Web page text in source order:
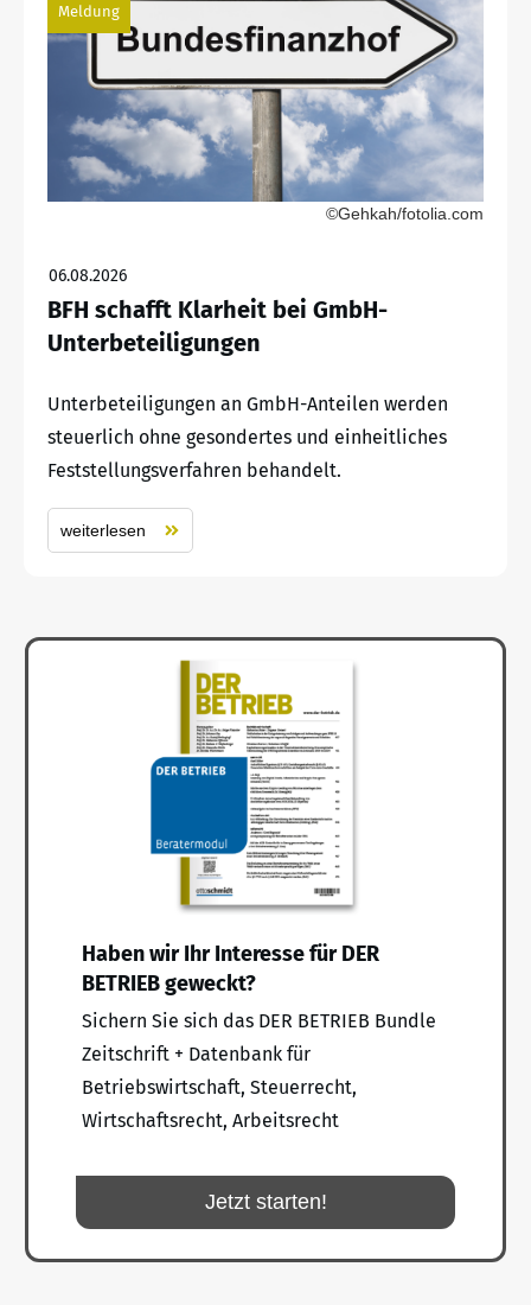
Meldung
©Gehkah/fotolia.com
06.08.2026
BFH schafft Klarheit bei GmbH-
Unterbeteiligungen
Unterbeteiligungen an GmbH-Anteilen werden
steuerlich ohne gesondertes und einheitliches
Feststellungsverfahren behandelt.
weiterlesen
Haben wir Ihr Interesse für DER
BETRIEB geweckt?
Sichern Sie sich das DER BETRIEB Bundle
Zeitschrift + Datenbank für
Betriebswirtschaft, Steuerrecht,
Wirtschaftsrecht, Arbeitsrecht
Jetzt starten!